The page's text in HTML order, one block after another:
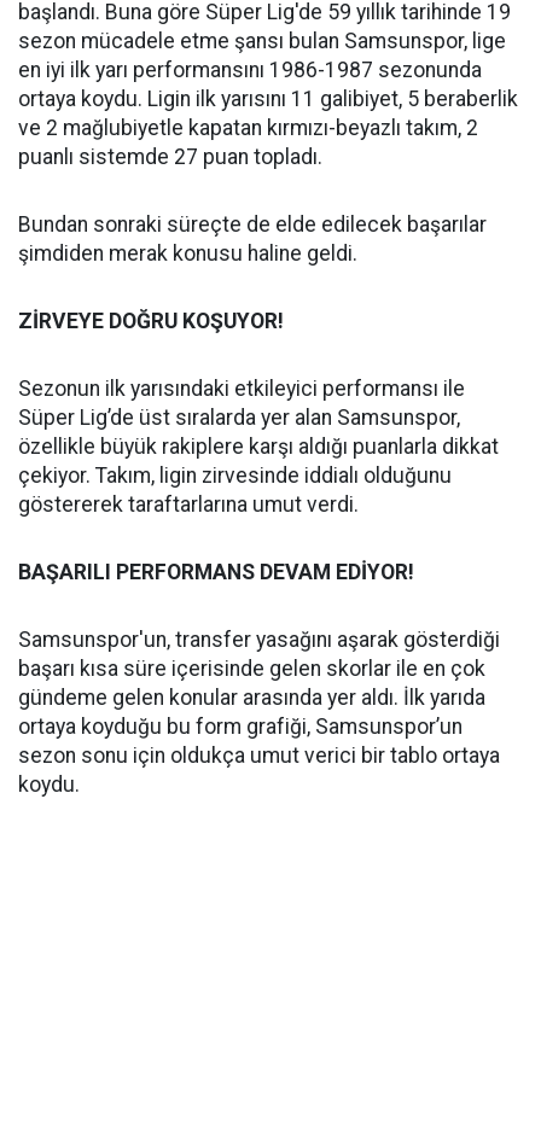
başlandı. Buna göre Süper Lig'de 59 yıllık tarihinde 19
sezon mücadele etme şansı bulan Samsunspor, lige
en iyi ilk yarı performansını 1986-1987 sezonunda
ortaya koydu. Ligin ilk yarısını 11 galibiyet, 5 beraberlik
ve 2 mağlubiyetle kapatan kırmızı-beyazlı takım, 2
puanlı sistemde 27 puan topladı.
Bundan sonraki süreçte de elde edilecek başarılar
şimdiden merak konusu haline geldi.
ZİRVEYE DOĞRU KOŞUYOR!
Sezonun ilk yarısındaki etkileyici performansı ile
Süper Lig’de üst sıralarda yer alan Samsunspor,
özellikle büyük rakiplere karşı aldığı puanlarla dikkat
çekiyor. Takım, ligin zirvesinde iddialı olduğunu
göstererek taraftarlarına umut verdi.
BAŞARILI PERFORMANS DEVAM EDİYOR!
Samsunspor'un, transfer yasağını aşarak gösterdiği
başarı kısa süre içerisinde gelen skorlar ile en çok
gündeme gelen konular arasında yer aldı. İlk yarıda
ortaya koyduğu bu form grafiği, Samsunspor’un
sezon sonu için oldukça umut verici bir tablo ortaya
koydu.